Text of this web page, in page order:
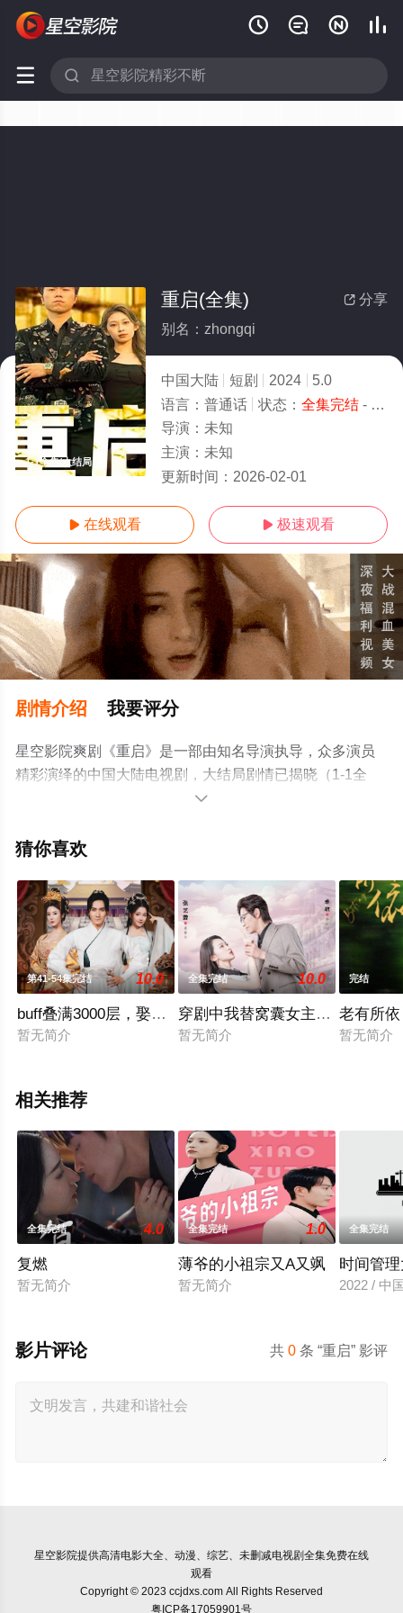
   
 
1-1全集/大结局
 分享
重启(全集)
别名：zhongqi
中国大陆 短剧 2024
5.0
语言： 普通话 状态： 全集完结- 免费在线观看
导演： 未知
主演： 未知
更新时间： 2026-02-01
 在线观看  极速观看
剧情介绍 我要评分
星空影院爽剧《重启》是一部由知名导演执导，众多演员
精彩演绎的中国大陆电视剧，大结局剧情已揭晓（1-1全
集），手机免费观看高清无删减完整版电视剧全集来上星
猫或剧情网等平台了解。

猜你喜欢
第41-54集完结 10.0
buff叠满3000层，娶妻就能开宝箱
暂无简介
全集完结 10.0
穿剧中我替窝囊女主战翻全场
暂无简介
完结
老有所依
暂无简介
相关推荐
全集完结 4.0
复燃
暂无简介
全集完结 1.0
薄爷的小祖宗又A又飒
暂无简介
全集完结
时间管
2022 / 中
共0 条 “重启” 影评
影片评论
星空影院提供高清电影大全、动漫、综艺、未删减电视剧全集免费在线
观看
Copyright © 2023 ccjdxs.com All Rights Reserved
粤ICP备17059901号